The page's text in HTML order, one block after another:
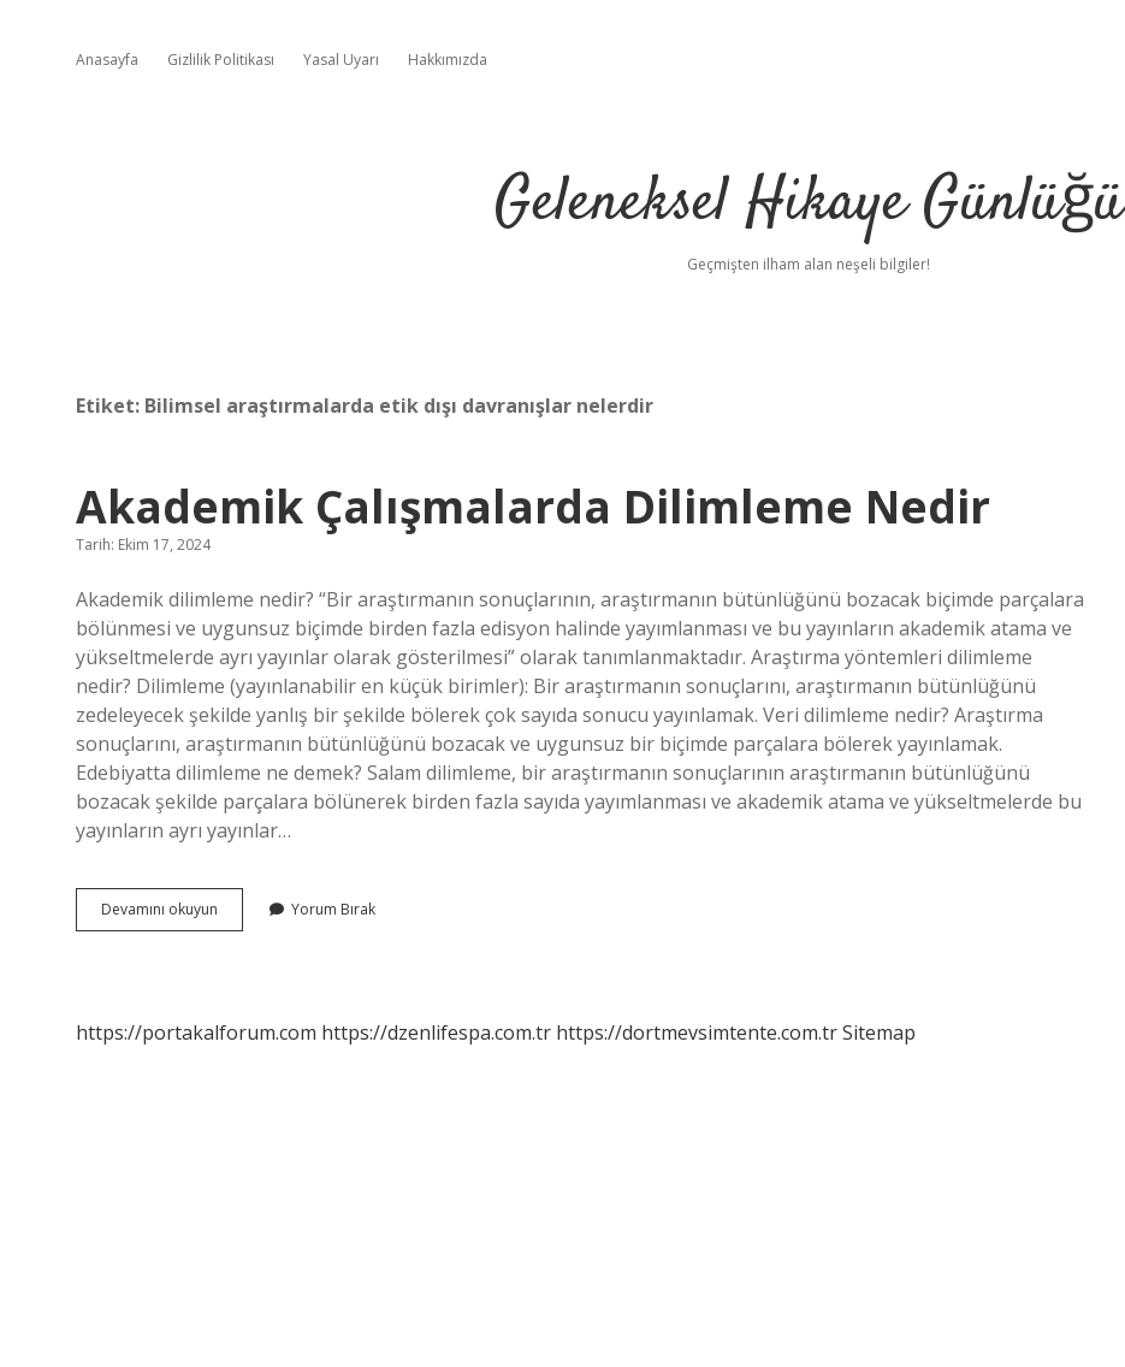
Anasayfa Gizlilik Politikası Yasal Uyarı Hakkımızda
Geleneksel Hikaye Günlüğü
Geçmişten ilham alan neşeli bilgiler!
Etiket: Bilimsel araştırmalarda etik dışı davranışlar nelerdir
Akademik Çalışmalarda Dilimleme Nedir
Tarih: Ekim 17, 2024
Akademik dilimleme nedir? “Bir araştırmanın sonuçlarının, araştırmanın bütünlüğünü bozacak biçimde parçalara
bölünmesi ve uygunsuz biçimde birden fazla edisyon halinde yayımlanması ve bu yayınların akademik atama ve
yükseltmelerde ayrı yayınlar olarak gösterilmesi” olarak tanımlanmaktadır. Araştırma yöntemleri dilimleme
nedir? Dilimleme (yayınlanabilir en küçük birimler): Bir araştırmanın sonuçlarını, araştırmanın bütünlüğünü
zedeleyecek şekilde yanlış bir şekilde bölerek çok sayıda sonucu yayınlamak. Veri dilimleme nedir? Araştırma
sonuçlarını, araştırmanın bütünlüğünü bozacak ve uygunsuz bir biçimde parçalara bölerek yayınlamak.
Edebiyatta dilimleme ne demek? Salam dilimleme, bir araştırmanın sonuçlarının araştırmanın bütünlüğünü
bozacak şekilde parçalara bölünerek birden fazla sayıda yayımlanması ve akademik atama ve yükseltmelerde bu
yayınların ayrı yayınlar…
Devamını okuyun Akademik
Çalışmalarda
Yorum Bırak
https://portakalforum.com https://dzenlifespa.com.tr https://dortmevsimtente.com.trSitemap